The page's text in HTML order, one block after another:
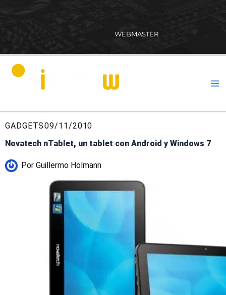
WEBMASTER
GADGETS09/11/2010
Novatech nTablet, un tablet con Android y Windows 7
Por Guillermo Holmann